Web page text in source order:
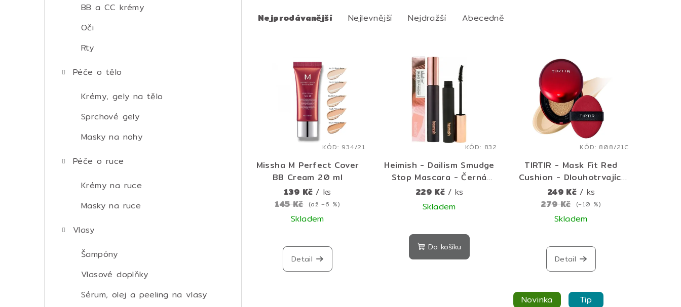
BB a CC krémy
Oči
Rty
Péče o tělo
Krémy, gely na tělo
Sprchové gely
Masky na nohy
Péče o ruce
Krémy na ruce
Masky na ruce
Vlasy
Šampóny
Vlasové doplňky
Sérum, olej a peeling na vlasy
a
o
Nejprodávanější Nejlevnější Nejdražší Abecedně
Missha M Perfect Cover
BB Cream 20 ml
139 Kč / ks
145 Kč (až –6 %)
Skladem
hodnocení
produktu
je
Detail
KÓD: 934/21
Heimish - Dailism Smudge
Stop Mascara - Černá
dlouhotrvající řasenka - 9
229 Kč / ks
Skladem
hodnocení
produktu
je
Do košíku
KÓD: 832
TIRTIR - Mask Fit Red
Cushion - Dlouhotrvající
make-up v polštářku mini
4,5g
249 Kč / ks
279 Kč (–10 %)
Skladem
Detail
KÓD: 808/21C
Novinka Tip